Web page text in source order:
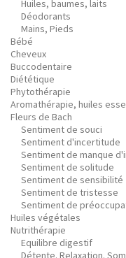
Huiles, baumes, laits
Déodorants
Mains, Pieds
Bébé
Cheveux
Buccodentaire
Diététique
Phytothérapie
Aromathérapie, huiles
Fleurs de Bach
Sentiment de souci
Sentiment d'incertitude
Sentiment de manque
Sentiment de solitude
Sentiment de sensibilité
Sentiment de tristesse
Sentiment de
Huiles végétales
Nutrithérapie
Equilibre digestif
Détente. Relaxation.